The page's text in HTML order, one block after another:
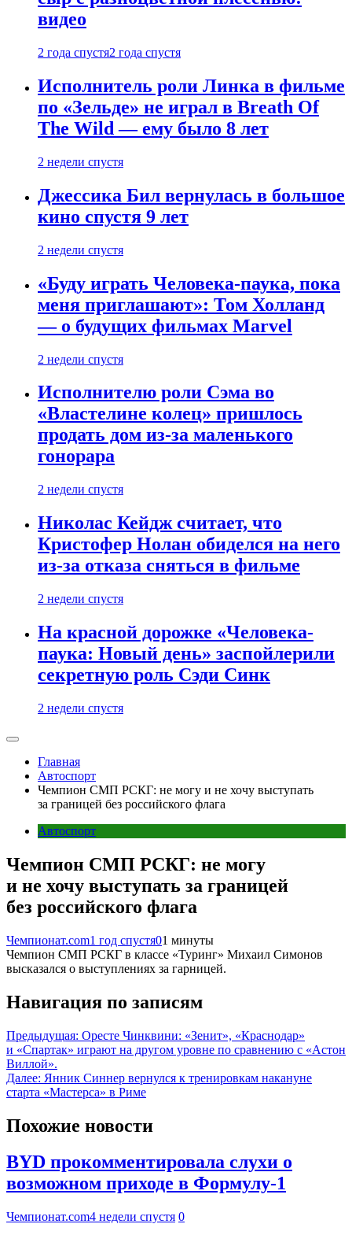
видео
2 года спустя2 года спустя
Исполнитель роли Линка в фильме
по «Зельде» не играл в Breath Of
The Wild — ему было 8 лет
2 недели спустя
Джессика Бил вернулась в большое
кино спустя 9 лет
2 недели спустя
«Буду играть Человека-паука, пока
меня приглашают»: Том Холланд
— о будущих фильмах Marvel
2 недели спустя
Исполнителю роли Сэма во
«Властелине колец» пришлось
продать дом из-за маленького
гонорара
2 недели спустя
Николас Кейдж считает, что
Кристофер Нолан обиделся на него
из-за отказа сняться в фильме
2 недели спустя
На красной дорожке «Человека-
паука: Новый день» заспойлерили
секретную роль Сэди Синк
2 недели спустя
Главная
Автоспорт
Чемпион СМП РСКГ: не могу и не хочу выступать
за границей без российского флага
Автоспорт
Чемпион СМП РСКГ: не могу
и не хочу выступать за границей
без российского флага
Чемпионат.com1 год спустя01 минуты
Чемпион СМП РСКГ в классе «Туринг» Михаил Симонов
высказался о выступлениях за гарницей.
Навигация по записям
Предыдущая: Оресте Чинквини: «Зенит», «Краснодар»
и «Спартак» играют на другом уровне по сравнению с «Астон
Виллой».
Далее: Янник Синнер вернулся к тренировкам накануне
старта «Мастерса» в Риме
Похожие новости
BYD прокомментировала слухи о
возможном приходе в Формулу-1
Чемпионат.com4 недели спустя 0